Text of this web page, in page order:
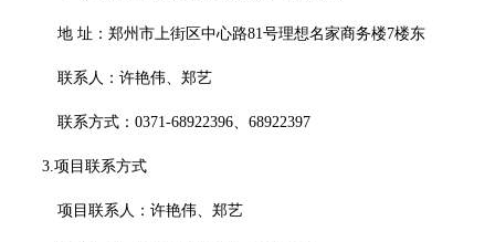
地 址： 郑州市上街区中心路81号理想名家商务楼7楼东
联系人：许艳伟、郑艺
联系方式： 0371-68922396、68922397
3.项目联系方式
项目联系人：许艳伟、郑艺